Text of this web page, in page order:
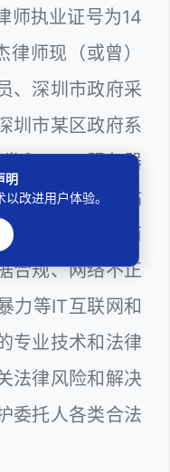
师执业证号为14
师现（或曾）
、深圳市政府采
圳市某区政府系
和 WEB服务器
络安全员和网站
络游戏、电子商
合规、网络不正
力等IT互联网和
专业技术和法律
法律风险和解决
委托人各类合法
明
改进用户体验。